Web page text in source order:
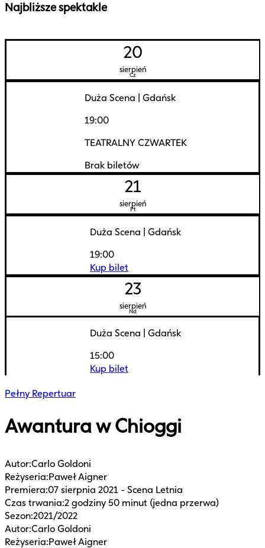
Najbliższe spektakle
20
sierpień
Cz
Duża Scena
Gdańsk
19:00
TEATRALNY CZWARTEK
Brak biletów
21
sierpień
Pt
Duża Scena
Gdańsk
19:00
Kup bilet
23
sierpień
Nd
Duża Scena
Gdańsk
15:00
Kup bilet
Pełny Repertuar
Awantura w Chioggi
Autor:Carlo Goldoni
Reżyseria:Paweł Aigner
Premiera:07 sierpnia 2021 - Scena Letnia
Czas trwania:2 godziny 50 minut (jedna przerwa)
Sezon:2021/2022
Autor:Carlo Goldoni
Reżyseria:Paweł Aigner